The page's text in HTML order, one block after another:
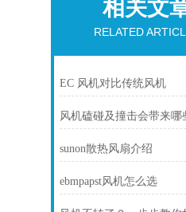
相关文
RELATED
EC 风机对比传统风机
风机磕碰及撞击会带来哪
sunon散热风扇介绍
ebmpapst风机怎么选